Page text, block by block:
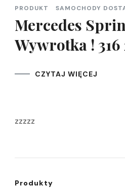
PRODUKT SAMOCHODY
Mercedes
Wywrotka ! 316
CZYTAJ WIĘCEJ
zzzzz
Produkty